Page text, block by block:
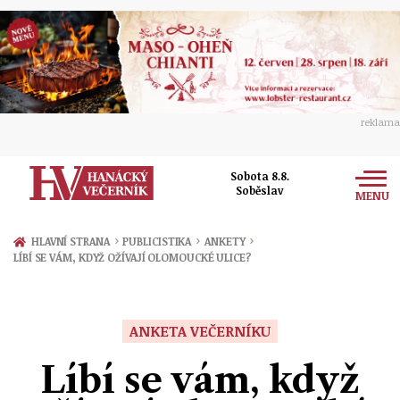
reklama
Sobota 8.8.
Soběslav
MENU
Zprávy
Přerov
Ekonomika
Ženy
Sport
HLAVNÍ STRANA › PUBLICISTIKA › ANKETY ›
LÍBÍ SE VÁM, KDYŽ OŽÍVAJÍ OLOMOUCKÉ ULICE?
ANKETA VEČERNÍKU
Líbí se vám, když